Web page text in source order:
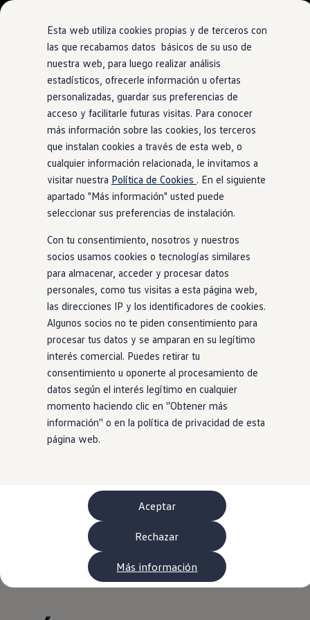
Esta web utiliza cookies propias y de terceros con
las que recabamos datos básicos de su uso de
nuestra web, para luego realizar análisis
estadísticos, ofrecerle información u ofertas
personalizadas, guardar sus preferencias de
acceso y facilitarle futuras visitas. Para conocer
más información sobre las cookies, los terceros
que instalan cookies a través de esta web, o
cualquier información relacionada, le invitamos a
visitar nuestra Política de Cookies . En el siguiente
apartado "Más información" usted puede
seleccionar sus preferencias de instalación.
Con tu consentimiento, nosotros y nuestros
socios usamos cookies o tecnologías similares
para almacenar, acceder y procesar datos
personales, como tus visitas a esta página web,
las direcciones IP y los identificadores de cookies.
Algunos socios no te piden consentimiento para
procesar tus datos y se amparan en su legítimo
interés comercial. Puedes retirar tu
consentimiento u oponerte al procesamiento de
datos según el interés legítimo en cualquier
momento haciendo clic en ''Obtener más
información'' o en la política de privacidad de esta
página web.
Aceptar
Rechazar
Más información
Ir
directamente
al contenido
Ir
directamente
al pie de
página
Nuevo ID. Polo: El eléctrico para todos
Nuevo ID. Cross 100% eléctrico
Modelos 7 plazas
Descubre el nuevo Golf GTI 50 Aniversario
Gama Deportiva
Gama SUV de Volkswagen
Ofertas y promociones
Precios Especiales
Renueva tu Volkswagen
Trae un amigo a Volkswagen Canarias
Financiación Volkswagen
Volkswagen Flex & Serenity
Renting
Vehículos de ocasión
Concursos Volkswagen
Clientes
Buscador de Concesionarios
Atención al cliente
Accesorios
Guía de mantenimiento
Información Útil
Viajar en coche
WLTP
Aceite y líquidos
EA189
Etiquetado de neumáticos UE - Volkswagen
Reciclaje Volkswagen Canarias
Servicios de mantenimiento
Garantía Volkswagen
Homologaciones y certificados de conformidad
Información sobre el apagón de redes 2G-3G
Recambios
Recambios reconstruidos
Neumáticos
Modelos antiguos
Servicio para vehículos eléctricos
myVolkswagen
Ayuda con aplicaciones y servicios digitales
Navigation Map Update
Extras digitales
Actualizaciones del software, los mapas y las
Buscar servicios para tu modelo
Cambiando a lamovilidad
eléctrica
El número de razones para tener una movilidad eléctrica
sostenible sigue creciendo. Hemos recopilado las razones más
importantes aquí. ¿Cuándo te vas a cambiar a la movilidad
eléctrica?
Movilidad Eléctrica
Todo sobre ID.
Cambiando a la movilidad eléctrica